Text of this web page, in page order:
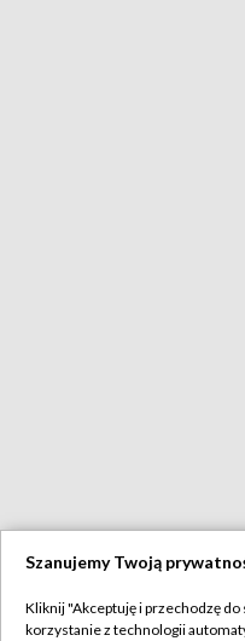
Szanujemy Twoją
Kliknij "Akceptuję i przechodzę do
korzystanie z technologii